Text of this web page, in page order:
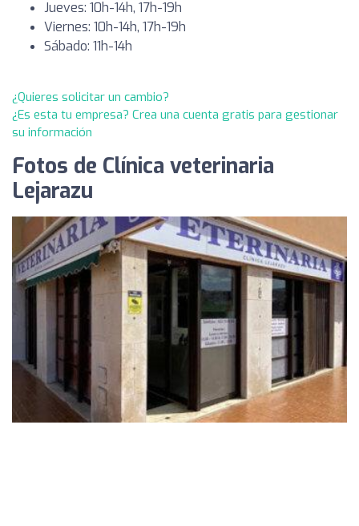
Jueves: 10h-14h, 17h-19h
Viernes: 10h-14h, 17h-19h
Sábado: 11h-14h
¿Quieres solicitar un cambio?
¿Es esta tu empresa? Crea una cuenta gratis para gestionar
su información
Fotos de Clínica veterinaria
Lejarazu